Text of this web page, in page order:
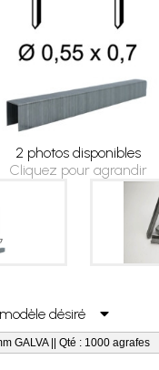
2 photos disponibles
Cliquez pour agrandir
désiré
GALVA || Qté : 1000 agrafes